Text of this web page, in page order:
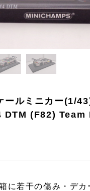
ールミニカー(1/
DTM (F82) Team
に若干の傷み・デカ